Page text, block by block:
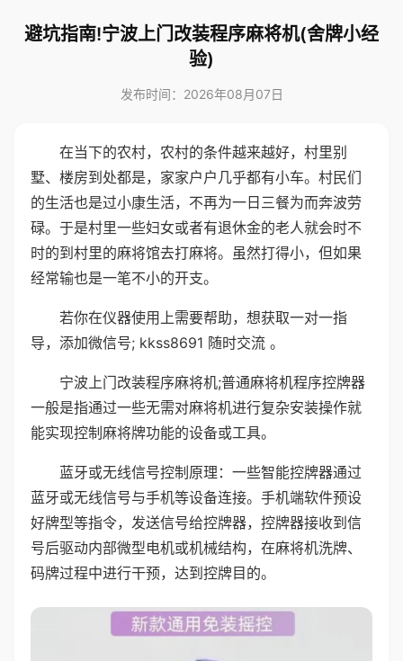
避坑指南!宁波上门改装程序麻将机(舍牌小经
验)
发布时间：2026年08月07日
在当下的农村，农村的条件越来越好，村里别
墅、楼房到处都是，家家户户几乎都有小车。村民们
的生活也是过小康生活，不再为一日三餐为而奔波劳
碌。于是村里一些妇女或者有退休金的老人就会时不
时的到村里的麻将馆去打麻将。虽然打得小，但如果
经常输也是一笔不小的开支。
若你在仪器使用上需要帮助，想获取一对一指
导，添加微信号; kkss8691 随时交流 。
宁波上门改装程序麻将机;普通麻将机程序控牌器
一般是指通过一些无需对麻将机进行复杂安装操作就
能实现控制麻将牌功能的设备或工具。
蓝牙或无线信号控制原理：一些智能控牌器通过
蓝牙或无线信号与手机等设备连接。手机端软件预设
好牌型等指令，发送信号给控牌器，控牌器接收到信
号后驱动内部微型电机或机械结构，在麻将机洗牌、
码牌过程中进行干预，达到控牌目的。